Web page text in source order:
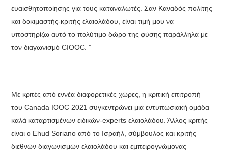
ευαισθητοποίησης για τους καταναλωτές. Σαν Καναδός πολίτης
και δοκιμαστής-κριτής ελαιολάδου, είναι τιμή μου να
υποστηρίζω αυτό το πολύτιμο δώρο της φύσης παράλληλα με
τον διαγωνισμό CIOOC. ”
Με κριτές από εννέα διαφορετικές χώρες, η κριτική επιτροπή
του Canada IOOC 2021 συγκεντρώνει μια εντυπωσιακή ομάδα
καλά καταρτισμένων ειδικών-experts ελαιολάδου. Άλλος κριτής
είναι ο Ehud Soriano από το Ισραήλ, σύμβουλος και κριτής
διεθνών διαγωνισμών ελαιολάδου και εμπειρογνώμονας